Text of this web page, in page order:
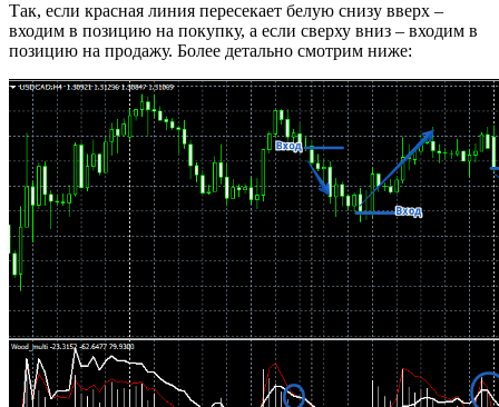
Так, если красная линия пересекает белую снизу вверх –
входим в позицию на покупку, а если сверху вниз – входим в
позицию на продажу. Более детально смотрим ниже: